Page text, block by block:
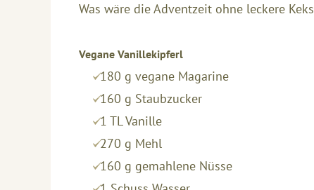
Was wäre die Adventzeit ohne leckere
Vegane Vanillekipferl
180 g vegane Magarine
160 g Staubzucker
1 TL Vanille
270 g Mehl
160 g gemahlene Nüsse